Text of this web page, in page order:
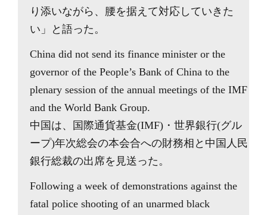
り添いながら、腰を据えて対応していきた
い」と語った。
China did not send its finance minister or the
governor of the People’s Bank of China to the
plenary session of the annual meetings of the IMF
and the World Bank Group.
中国は、国際通貨基金(IMF)・世界銀行(グル
ープ)年次総会の本会合への財務相と中国人民
銀行総裁の出席を見送った。
Following a week of demonstrations against the
fatal police shooting of an unarmed black